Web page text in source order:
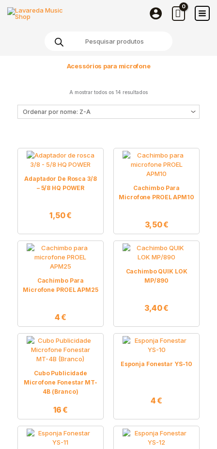
Acessórios para microfone
A mostrar todos os 14 resultados
Adaptador De Rosca 3/8
– 5/8 HQ POWER
1,50€
Cachimbo Para
Microfone PROEL APM10
3,50€
Cachimbo Para
Microfone PROEL APM25
4€
Cachimbo QUIK LOK
MP/890
3,40€
Cubo Publicidade
Microfone Fonestar MT-
4B (Branco)
16€
Esponja Fonestar YS-10
4€